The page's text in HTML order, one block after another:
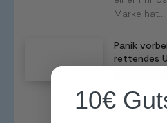
Marke hat...
Panik
rettendes
Anfang
10€